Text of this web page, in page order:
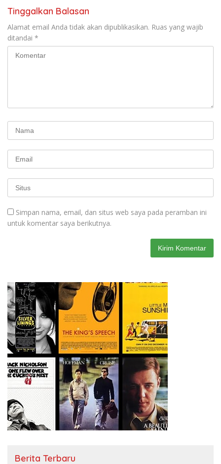
Tinggalkan Balasan
Alamat email Anda tidak akan dipublikasikan. Ruas yang wajib
ditandai *
Simpan nama, email, dan situs web saya pada peramban ini
untuk komentar saya berikutnya.
Berita Terbaru